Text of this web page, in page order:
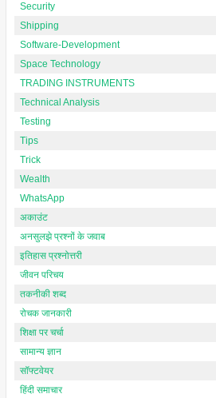
Security
Shipping
Software-Development
Space Technology
TRADING INSTRUMENTS
Technical Analysis
Testing
Tips
Trick
Wealth
WhatsApp
अकाउंट
अनसुलझे प्रश्नों के जवाब
इतिहास प्रश्नोत्तरी
जीवन परिचय
तकनीकी शब्द
रोचक जानकारी
शिक्षा पर चर्चा
सामान्य ज्ञान
सॉफ्टवेयर
हिंदी समाचार